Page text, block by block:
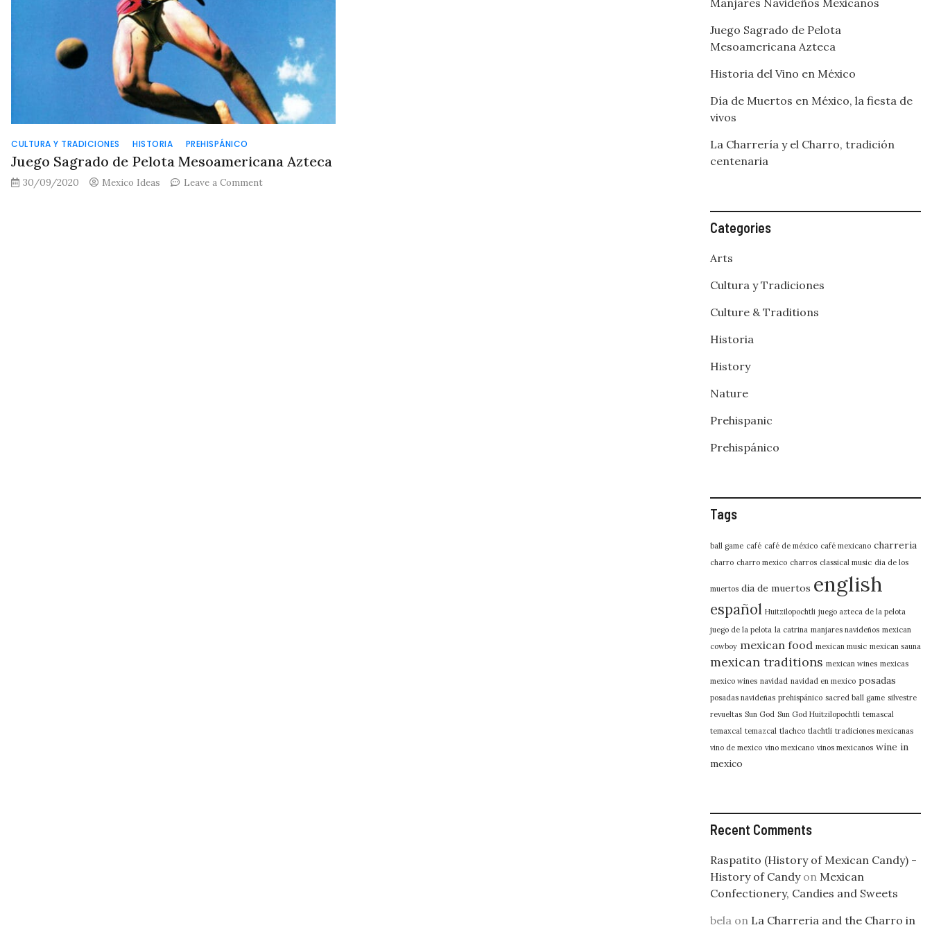
CULTURA Y TRADICIONES HISTORIA PREHISPÁNICO
Juego Sagrado de Pelota Mesoamericana Azteca
30/09/2020 Mexico Ideas Leave a Commenton
Manjares Navideños Mexicanos
Juego Sagrado de Pelota
Mesoamericana Azteca
Historia del Vino en México
Día de Muertos en México, la fiesta de
vivos
La Charrería y el Charro, tradición
centenaria
Categories
Arts
Cultura y Tradiciones
Culture & Traditions
Historia
History
Nature
Prehispanic
Prehispánico
Tags
ball game café café de méxico café mexicano charreria
charro charro mexico charros classical music dia de los
muertos dia de muertos english
español Huitzilopochtli juego azteca de la pelota
juego de la pelota la catrina manjares navideños mexican
cowboy mexican food mexican music mexican sauna
mexican traditions mexican wines mexicas
mexico wines navidad navidad en mexico posadas
posadas navideñas prehispánico sacred ball game silvestre
revueltas Sun God Sun God Huitzilopochtli temascal
temaxcal temazcal tlachco tlachtli tradiciones mexicanas
vino de mexico vino mexicano vinos mexicanos wine in
mexico
Recent Comments
Raspatito (History of Mexican Candy) -
History of Candyon Mexican
Confectionery, Candies and Sweets
bela on La Charreria and the Charro in